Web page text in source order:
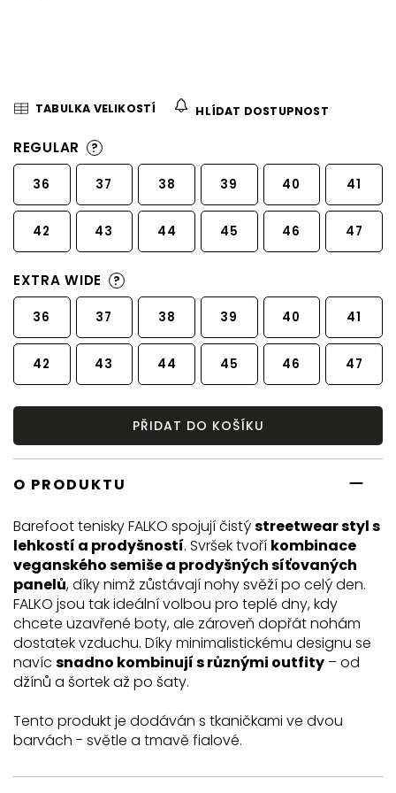
TABULKA VELIKOSTÍ HLÍDAT DOSTUPNOST
REGULAR ?
36 37 38 39 40 41
42 43 44 45 46 47
EXTRA WIDE ?
36 37 38 39 40 41
42 43 44 45 46 47
PŘIDAT DO KOŠÍKU
O PRODUKTU
Barefoot tenisky FALKO spojují čistýstreetwear styl s
lehkostí a prodyšností. Svršek tvoří kombinace
veganského semiše a prodyšných síťovaných
panelů, díky nimž zůstávají nohy svěží po celý den.
FALKO jsou tak ideální volbou pro teplé dny, kdy
chcete uzavřené boty, ale zároveň dopřát nohám
dostatek vzduchu. Díky minimalistickému designu se
navíc snadno kombinují s různými outfity – od
džínů a šortek až po šaty.
Tento produkt je dodáván s tkaničkami ve dvou
barvách - světle a tmavě fialové.